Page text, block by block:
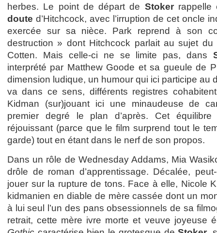
herbes. Le point de départ de Stokerrappelle
doute d’Hitchcock, avec l’irruption de cet oncle
exercée sur sa nièce. Park reprend à son
destruction » dont Hitchcock parlait au sujet
Cotten. Mais celle-ci ne se limite pas, dans
interprété par Matthew Goode et sa gueule de
dimension ludique, un humour qui ici participe au
va dans ce sens, différents registres
Kidman (sur)jouant ici une minaudeuse de
premier degré le plan d’après. Cet
réjouissant (parce que le film surprend tout le
garde) tout en étant dans le nerf de son propos.
Dans un rôle de Wednesday Addams, Mia
drôle de roman d’apprentissage. Décalée,
jouer sur la rupture de tons. Face à elle, Nicole
kidmanien en diable de mère cassée dont un
à lui seul l’un des pans obsessionnels de sa
retrait, cette mère ivre morte et veuve joyeuse